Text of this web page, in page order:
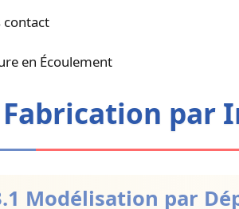
contact
en Écoulement
par
Modélisation par